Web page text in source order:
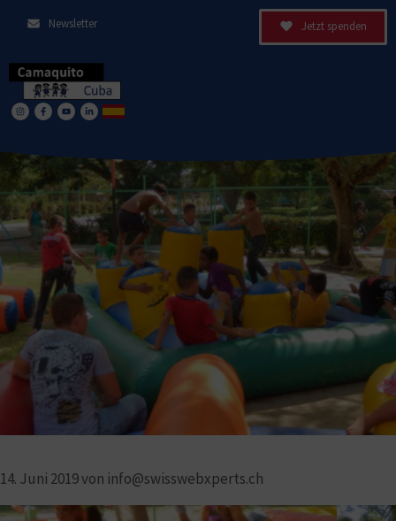
Newsletter Jetzt spenden
14. Juni 2019von info@swisswebxperts.ch